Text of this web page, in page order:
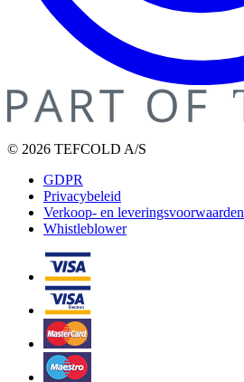
© 2026 TEFCOLD A/S
GDPR
Privacybeleid
Verkoop- en leveringsvoorwaarden
Whistleblower